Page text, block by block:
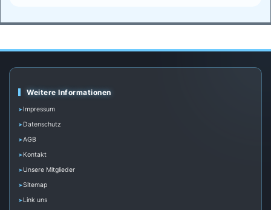
Weitere Informationen
Impressum
Datenschutz
AGB
Kontakt
Unsere Mitglieder
Sitemap
Link uns